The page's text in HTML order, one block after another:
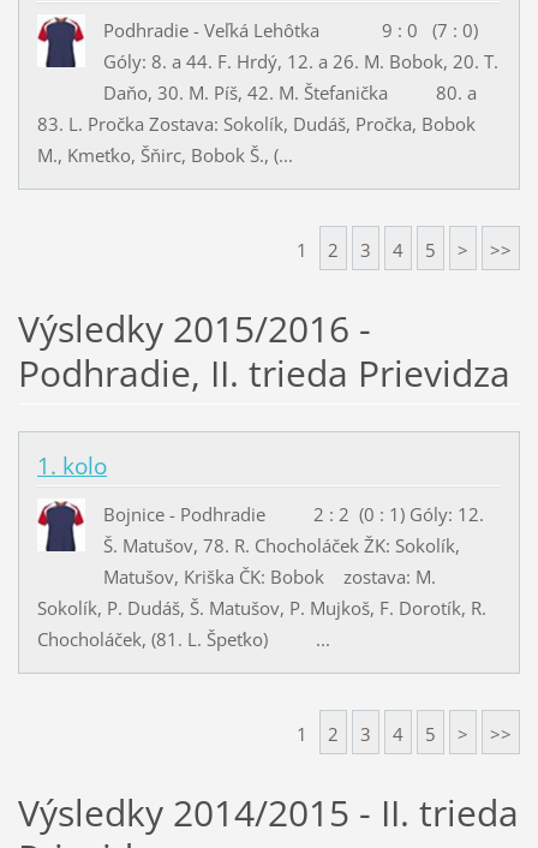
Podhradie - Veľká Lehôtka 9 : 0 (7 : 0)
Góly: 8. a 44. F. Hrdý, 12. a 26. M. Bobok, 20. T.
Daňo, 30. M. Píš, 42. M. Štefanička 80. a
83. L. Pročka Zostava: Sokolík, Dudáš, Pročka, Bobok
M., Kmeťko, Šňirc, Bobok Š., (...
1 2 3 4 5 > >>
Výsledky 2015/2016 -
Podhradie, II. trieda Prievidza
1. kolo
Bojnice - Podhradie 2 : 2 (0 : 1) Góly: 12.
Š. Matušov, 78. R. Chocholáček ŽK: Sokolík,
Matušov, Kriška ČK: Bobok zostava: M.
Sokolík, P. Dudáš, Š. Matušov, P. Mujkoš, F. Dorotík, R.
Chocholáček, (81. L. Špeťko) ...
1 2 3 4 5 > >>
Výsledky 2014/2015 - II. trieda